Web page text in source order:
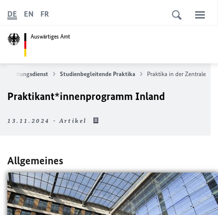
Auswärtiges Amt
DE EN FR
Studienbegleitende Praktika Praktika in der Zentrale
Praktikant*innenprogramm Inland
13.11.2024 - Artikel
Allgemeines